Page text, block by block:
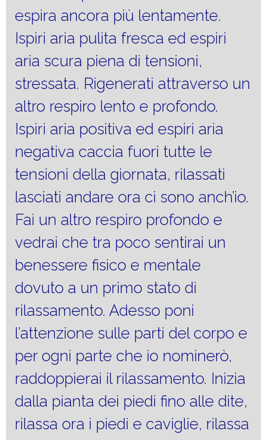
espira ancora più lentamente.
Ispiri aria pulita fresca ed espiri
aria scura piena di tensioni,
stressata. Rigenerati attraverso un
altro respiro lento e profondo.
Ispiri aria positiva ed espiri aria
negativa caccia fuori tutte le
tensioni della giornata, rilassati
lasciati andare ora ci sono anch’io.
Fai un altro respiro profondo e
vedrai che tra poco sentirai un
benessere fisico e mentale
dovuto a un primo stato di
rilassamento. Adesso poni
l’attenzione sulle parti del corpo e
per ogni parte che io nominerò,
raddoppierai il rilassamento. Inizia
dalla pianta dei piedi fino alle dite,
rilassa ora i piedi e caviglie, rilassa